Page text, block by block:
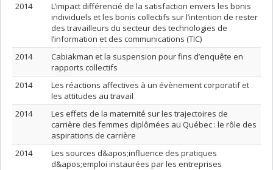
2014
L’impact différencié de la satisfaction envers les bonis
individuels et les bonis collectifs sur l’intention de rester
des travailleurs du secteur des technologies de
l’information et des communications (TIC)
2014
Cabiakman et la suspension pour fins d’enquête en
rapports collectifs
2014
Les réactions affectives à un évènement corporatif et
les attitudes au travail
2014
Les effets de la maternité sur les trajectoires de
carrière des femmes diplômées au Québec : le rôle des
aspirations de carrière
2014
Les sources d&apos;influence des pratiques
d&apos;emploi instaurées par les entreprises